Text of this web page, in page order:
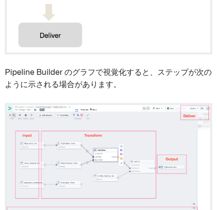
Pipeline Builder のグラフで視覚化すると、ステップが次の
ように示される場合があります。